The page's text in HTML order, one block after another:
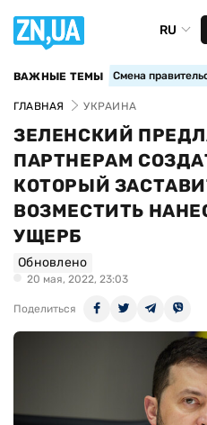
RU
ВАЖНЫЕ ТЕМЫ Смена
ГЛАВНАЯ УКРАИНА
ЗЕЛЕНСКИЙ
ПАРТНЕРАМ
КОТОРЫЙ
ВОЗМЕСТИТЬ
УЩЕРБ
Обновлено
20 мая, 2022, 23:03
Поделиться